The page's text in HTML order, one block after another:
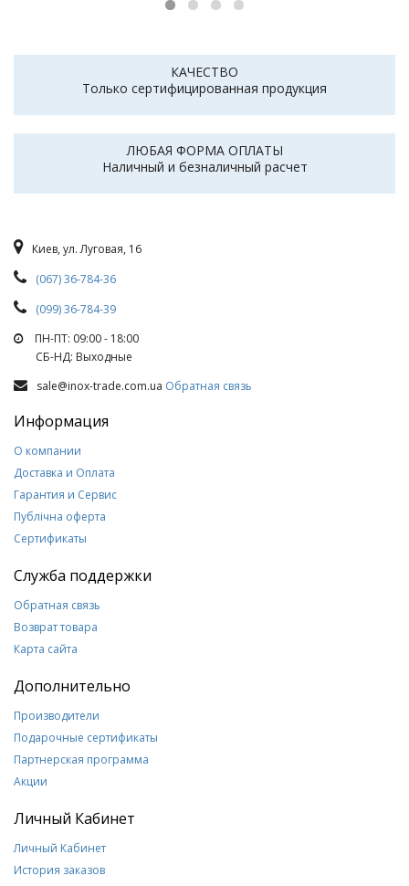
КАЧЕСТВО
Только сертифицированная продукция
ЛЮБАЯ ФОРМА ОПЛАТЫ
Наличный и безналичный расчет
Киев, ул. Луговая, 16
(067) 36-784-36
(099) 36-784-39
ПН-ПТ: 09:00 - 18:00
СБ-НД: Выходные
sale@inox-trade.com.ua Обратная связь
Информация
О компании
Доставка и Оплата
Гарантия и Сервис
Публічна оферта
Сертификаты
Служба поддержки
Обратная связь
Возврат товара
Карта сайта
Дополнительно
Производители
Подарочные сертификаты
Партнерская программа
Акции
Личный Кабинет
Личный Кабинет
История заказов